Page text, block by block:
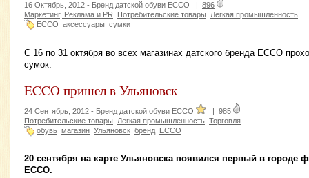
16 Октябрь, 2012 - Бренд датской обуви ECCO | 896
Маркетинг, Реклама и PR
Потребительские товары
Легкая промышленность
ЕССО аксессуары сумки
С 16 по 31 октября во всех магазинах датского бренда ЕССО
сумок.
ECCO пришел в Ульяновск
24 Сентябрь, 2012 - Бренд датской обуви ECCO | 985
Потребительские товары
Легкая промышленность Торговля
обувь магазин Ульяновск бренд ECCO
20 сентября на карте Ульяновска появился первый в городе
ECCO.